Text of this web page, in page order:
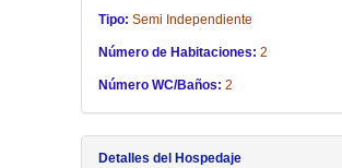
Tipo: Semi Independiente
Número de Habitaciones: 2
Número WC/Baños: 2
Detalles del Hospedaje